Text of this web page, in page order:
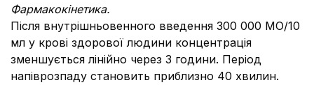
Фармакокінетика.
Після внутрішньовенного введення 300 000 МО/10
мл у крові здорової людини концентрація
зменшується лінійно через 3 години. Період
напіврозпаду становить приблизно 40 хвилин.